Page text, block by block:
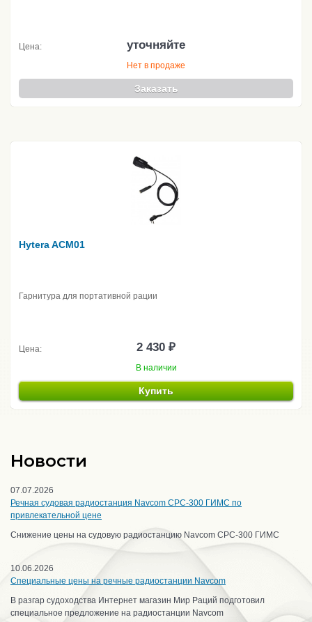
Цена: уточняйте
Нет в продаже
Заказать
Hytera ACM01
Гарнитура для портативной рации
Цена: 2 430 ₽
В наличии
Купить
Новости
07.07.2026
Речная судовая радиостанция Navcom CPC-300 ГИМС по
привлекательной цене
Снижение цены на судовую радиостанцию Navcom CPC-300 ГИМС
10.06.2026
Специальные цены на речные радиостанции Navcom
В разгар судоходства Интернет магазин Мир Раций подготовил
специальное предложение на радиостанции Navcom